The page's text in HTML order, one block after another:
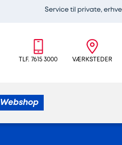
Service til private,
TLF. 7615 3000 VÆRKSTEDER
Webshop